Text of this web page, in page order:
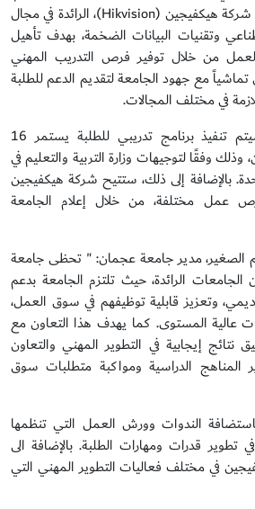
تعاونت جامعة عجمان مع شركة هيكفيجين (Hikvision)، الرائدة في مجال
وتقنيات البيانات الضخمة، بهدف تأهيل
من خلال توفير فرص التدريب المهني
تماشياً مع جهود الجامعة لتقديم الدعم للطلبة
في مختلف المجالات.
وبموجب هذا التعاون، سيتم تنفيذ برنامج تدريبي للطلبة يستمر 16
وفقًا لتوجيهات وزارة التربية والتعليم في
بالإضافة إلى ذلك، ستتيح شركة هيكفيجين
عمل مختلفة، من خلال إعلام الجامعة
الصغير، مدير جامعة عجمان: " تحظى جامعة
الرائدة، حيث تلتزم الجامعة بدعم
وتعزيز قابلية توظيفهم في سوق العمل،
عالية المستوى. كما يهدف هذا التعاون مع
إيجابية في التطوير المهني والتعاون
المناهج الدراسية ومواكبة متطلبات سوق
الندوات وورش العمل التي تنظمها
قدرات ومهارات الطلبة. بالإضافة الى
في مختلف فعاليات التطوير المهني التي